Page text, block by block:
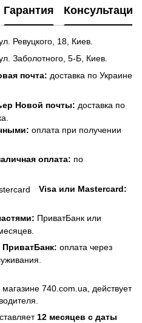
Гарантия Консультация
Ревуцкого, 18, Киев.
Заболотного, 5-Б, Киев.
почта: доставка по Украине
Новой почты: доставка по
оплата при получении
оплата: по
Visa или Mastercard:
ПриватБанк или
ПриватБанк: оплата через
740.com.ua, действует
12 месяцев с даты